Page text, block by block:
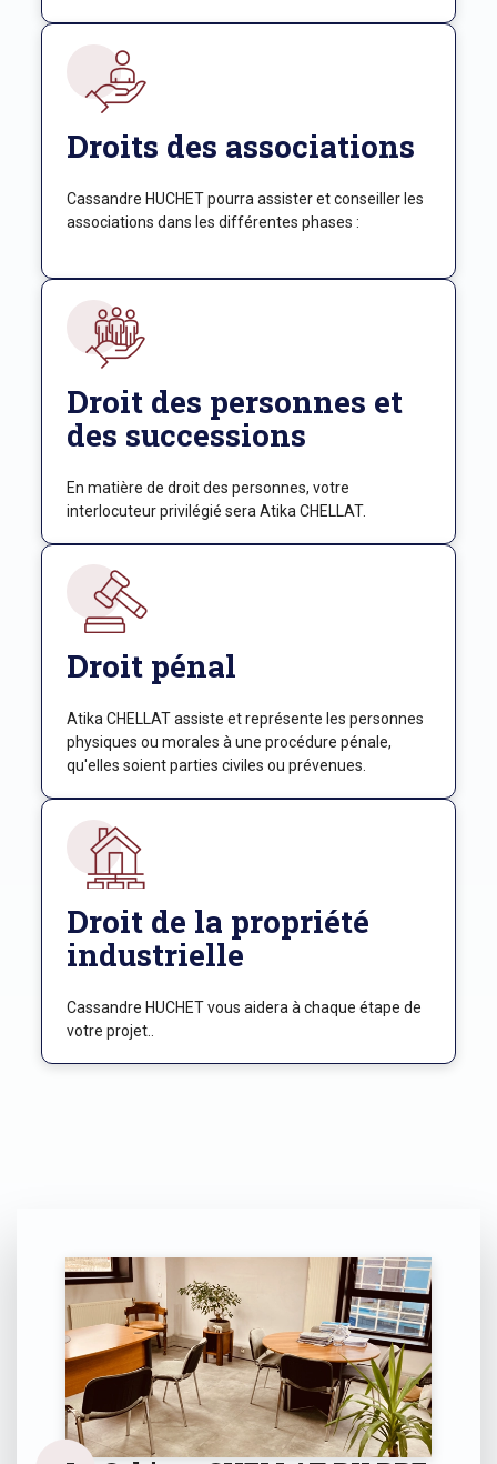
Droits des associations
Cassandre HUCHET pourra assister et conseiller les
associations dans les différentes phases :
Droit des personnes et
des successions
En matière de droit des personnes, votre
interlocuteur privilégié sera Atika CHELLAT.
Droit pénal
Atika CHELLAT assiste et représente les personnes
physiques ou morales à une procédure pénale,
qu'elles soient parties civiles ou prévenues.
Droit de la propriété
industrielle
Cassandre HUCHET vous aidera à chaque étape de
votre projet..